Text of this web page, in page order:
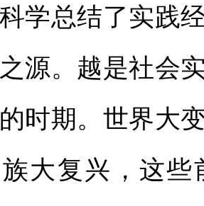
总结了实践经
源。越是社会
时期。世界大
大复兴，这些